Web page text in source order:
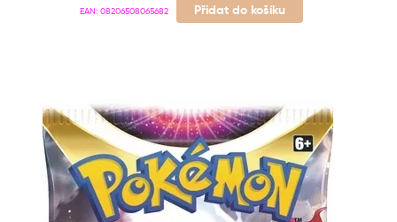
EAN: 08206508065682 Přidat do košíku